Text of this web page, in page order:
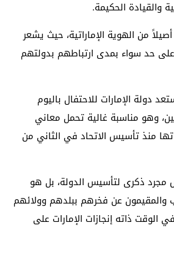
والقيادة الحكيمة.
من الهوية الإماراتية، حيث يشعر
حد سواء بمدى ارتباطهم بدولتهم
دولة الإمارات للاحتفال باليوم
وهو مناسبة غالية تحمل معاني
منذ تأسيس الاتحاد في الثاني من
مجرد ذكرى لتأسيس الدولة، بل هو
والمقيمون عن فخرهم ببلدهم وولائهم
الوقت ذاته إنجازات الإمارات على